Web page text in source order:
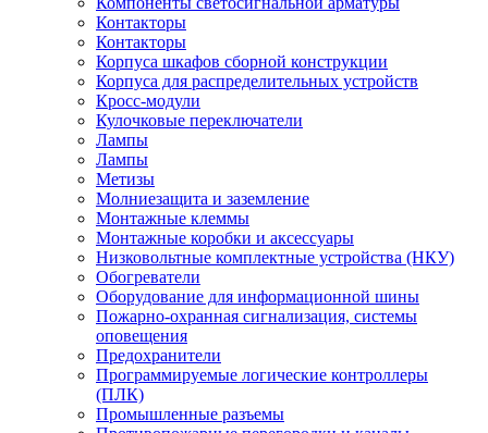
Контакторы
Контакторы
Корпуса шкафов сборной конструкции
Корпуса для распределительных устройств
Кросс-модули
Кулочковые переключатели
Лампы
Лампы
Метизы
Молниезащита и заземление
Монтажные клеммы
Монтажные коробки и аксессуары
Низковольтные комплектные устройства (НКУ)
Обогреватели
Оборудование для информационной шины
Пожарно-охранная сигнализация, системы
оповещения
Предохранители
Программируемые логические контроллеры
(ПЛК)
Промышленные разъемы